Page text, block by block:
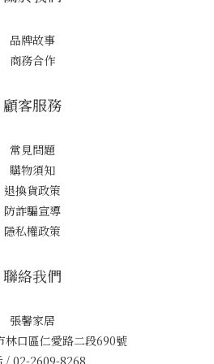
品牌故事
商務合作
顧客服務
常見問題
購物須知
退換貨政策
防詐騙宣導
隱私權政策
聯絡我們
張馨家居
林口區仁愛路二段690號
/ 02-2609-8268